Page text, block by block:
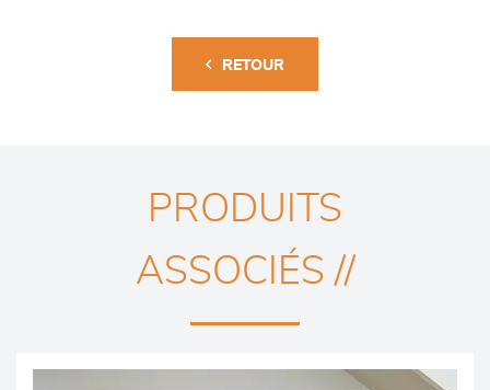
RETOUR
PRODUITS
ASSOCIÉS //